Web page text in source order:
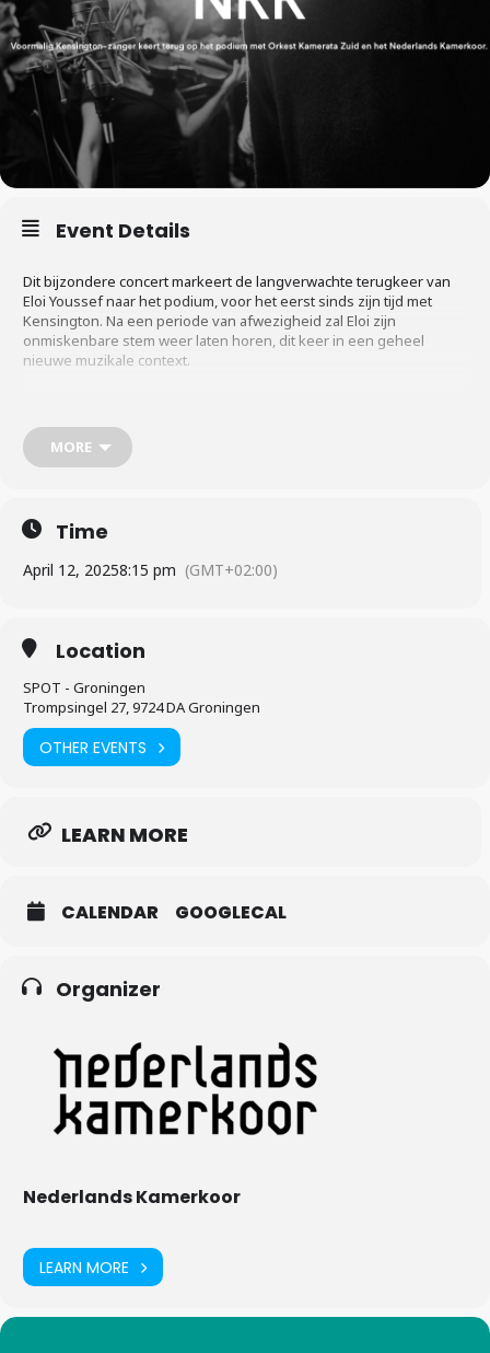
Event Details
Dit bijzondere concert markeert de langverwachte terugkeer van
Eloi Youssef naar het podium, voor het eerst sinds zijn tijd met
Kensington. Na een periode van afwezigheid zal Eloi zijn
onmiskenbare stem weer laten horen, dit keer in een geheel
nieuwe muzikale context.
Eloi voegt een nieuwe dimensie toe aan de klassieke uitvoeringen
van Orkest Kamerata Zuid en het Nederlands Kamerkoor. Samen
hebben zij een bijzonder programma samengesteld. Van odes aan
Nederlands Kamerkoor voegen diepte en gelaagdheid toe aan dit
programma waarin orkest, vocalisten en popmuziek op een
bijzondere manier samenkomen.
te werken ”, vertelt Eloi Youssef. “
een van de allerbeste koren van het land, is heel erg mooi en bijzonder!
MORE
Time
April 12, 20258:15 pm (GMT+02:00)
Location
SPOT - Groningen
Trompsingel 27, 9724 DA Groningen
OTHER EVENTS
LEARN MORE
CALENDAR GOOGLECAL
Organizer
Nederlands Kamerkoor
LEARN MORE